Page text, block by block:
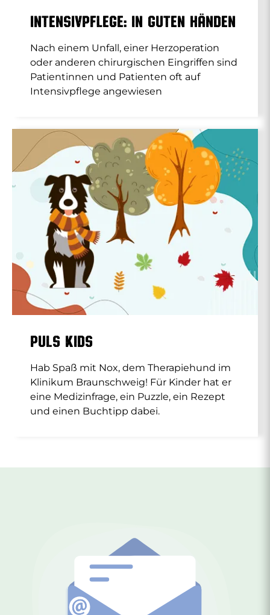
Intensivpflege: In guten Händen
Nach einem Unfall, einer Herzoperation
oder anderen chirurgischen Eingriffen sind
Patientinnen und Patienten oft auf
Intensivpflege angewiesen
PULS Kids
Hab Spaß mit Nox, dem Therapiehund im
Klinikum Braunschweig! Für Kinder hat er
eine Medizinfrage, ein Puzzle, ein Rezept
und einen Buchtipp dabei.